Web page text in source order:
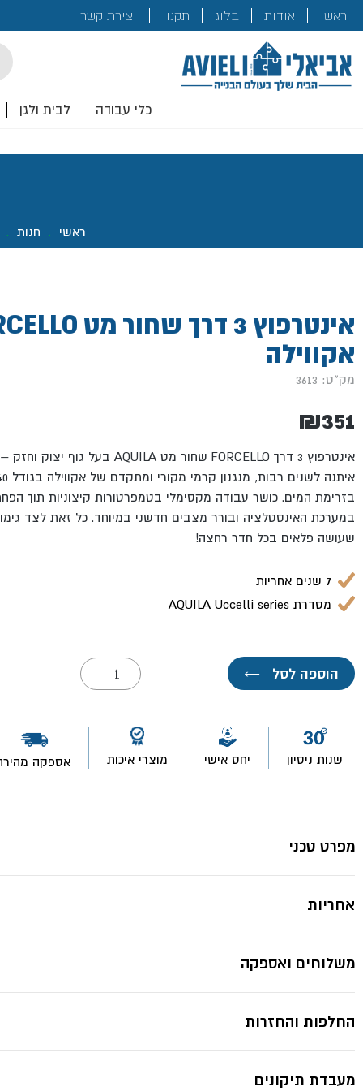
ראשי אודות בלוג תקנון יצירת קשרלכם!
כלי עבודה לבית ולגן
ראשי . חנות .
אקווילה
מק"ט: 3613
₪351
בזרימת המים. כושר עבודה מקסימלי בטמפרטורות קיצוניות תוך
במערכת האינסטלציה ובורר מצבים חדשני במיוחד. כל זאת לצד
שעושה פלאים בכל חדר רחצה!
7 שנים אחריות
מסדרת AQUILA Uccelli series
הוספה לסל ←
כמות
של
אינטרפוץ
שחור
שנות ניסיון יחס אישי מוצרי איכות אספקה
מפרט טכני
אחריות
משלוחים ואספקה
החלפות והחזרות
מעבדת תיקונים